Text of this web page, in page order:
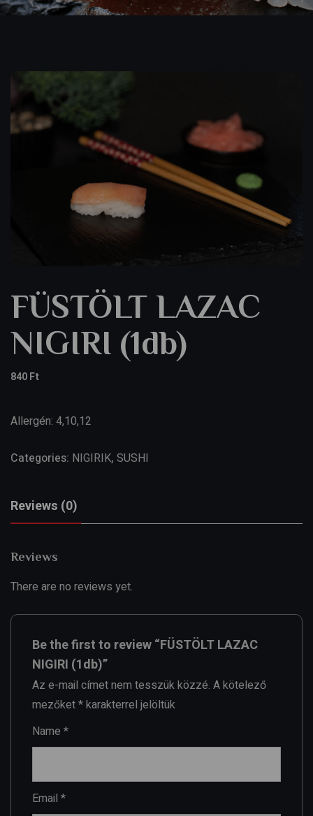
FÜSTÖLT LAZAC
NIGIRI (1db)
840Ft
Allergén: 4,10,12
Categories: NIGIRIK, SUSHI
Reviews (0)
Reviews
There are no reviews yet.
Be the first to review “FÜSTÖLT LAZAC
NIGIRI (1db)”
Az e-mail címet nem tesszük közzé. A kötelező
mezőket*karakterrel jelöltük
Name *
Email *